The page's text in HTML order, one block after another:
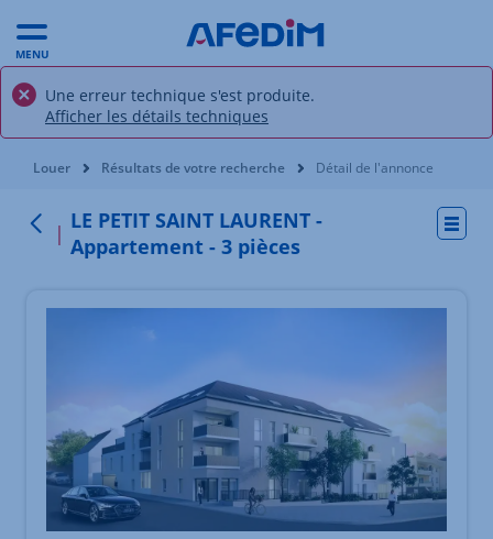
MENU
Une erreur technique s'est produite.
Afficher les détails techniques
Vous êtes ici:
Louer Résultats de votre recherche Détail de l'annonce
Retour au menu
LE PETIT SAINT LAURENT -
Appartement - 3 pièces